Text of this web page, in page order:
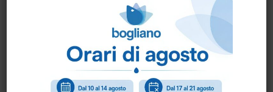
Puoi ordinare chiamando al0172 478161
oppure
info@bogliano.it.
Per ogni informazione siamo a disposizione.